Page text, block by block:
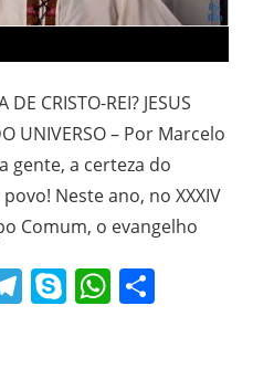
DE CRISTO-REI? JESUS
UNIVERSO – Por Marcelo
gente, a certeza do
Neste ano, no XXXIV
Comum, o evangelho
Telegram
SkypeShare